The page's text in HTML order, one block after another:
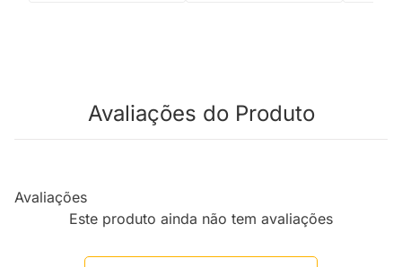
Avaliações do Produto
Avaliações
Este produto ainda não tem avaliações